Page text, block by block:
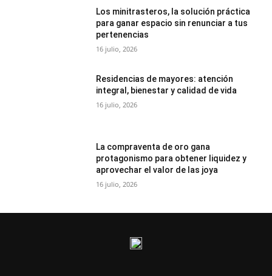
Los minitrasteros, la solución práctica
para ganar espacio sin renunciar a tus
pertenencias
16 julio, 2026
Residencias de mayores: atención
integral, bienestar y calidad de vida
16 julio, 2026
La compraventa de oro gana
protagonismo para obtener liquidez y
aprovechar el valor de las joya
16 julio, 2026